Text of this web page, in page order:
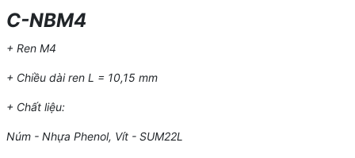
C-NBM4
+ Ren M4
+ Chiều dài ren L = 10,15 mm
+ Chất liệu:
Núm - Nhựa Phenol, Vít - SUM22L